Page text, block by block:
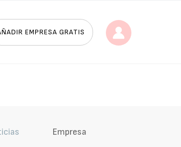
EMPRESA GRATIS
Empresa